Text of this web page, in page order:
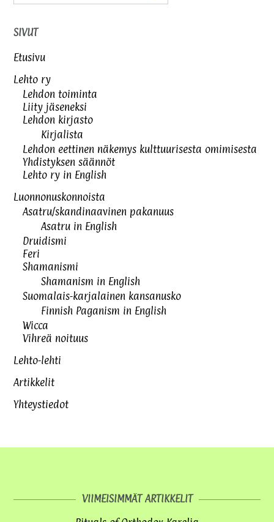
SIVUT
Etusivu
Lehto ry
Lehdon toiminta
Liity jäseneksi
Lehdon kirjasto
Kirjalista
Lehdon eettinen näkemys kulttuurisesta omimisesta
Yhdistyksen säännöt
Lehto ry in English
Luonnonuskonnoista
Asatru/skandinaavinen pakanuus
Asatru in English
Druidismi
Feri
Shamanismi
Shamanism in English
Suomalais-karjalainen kansanusko
Finnish Paganism in English
Wicca
Vihreä noituus
Lehto-lehti
Artikkelit
Yhteystiedot
VIIMEISIMMÄT ARTIKKELIT